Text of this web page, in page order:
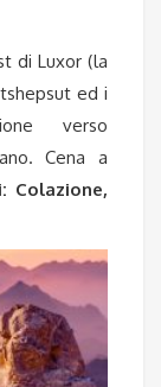
di Luxor (la
ed i
verso
Cena a
Colazione,